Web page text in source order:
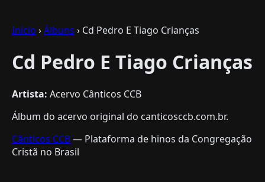
Início ›Álbuns › Cd Pedro E Tiago Crianças
Cd Pedro E Tiago Crianças
Artista: Acervo Cânticos CCB
Álbum do acervo original do canticosccb.com.br.
Cânticos CCB— Plataforma de hinos da Congregação
Cristã no Brasil